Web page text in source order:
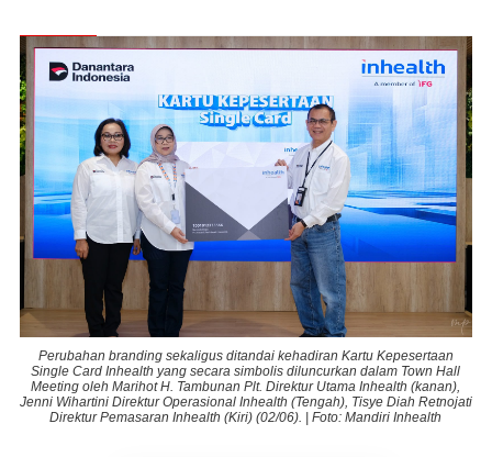
Perubahan branding sekaligus ditandai kehadiran Kartu Kepesertaan
Single Card Inhealth yang secara simbolis diluncurkan dalam Town Hall
Meeting oleh Marihot H. Tambunan Plt. Direktur Utama Inhealth (kanan),
Jenni Wihartini Direktur Operasional Inhealth (Tengah), Tisye Diah Retnojati
Direktur Pemasaran Inhealth (Kiri) (02/06). | Foto: Mandiri Inhealth